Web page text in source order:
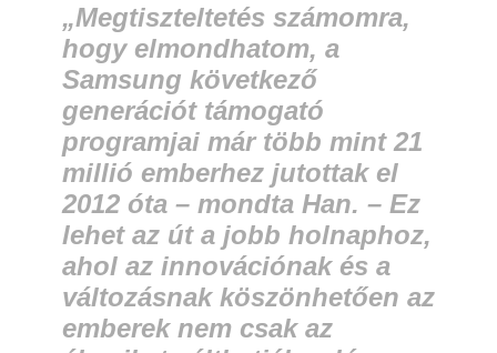
„Megtiszteltetés számomra,
hogy elmondhatom, a
Samsung következő
generációt támogató
programjai már több mint 21
millió emberhez jutottak el
2012 óta – mondta Han. – Ez
lehet az út a jobb holnaphoz,
ahol az innovációnak és a
változásnak köszönhetően az
emberek nem csak az